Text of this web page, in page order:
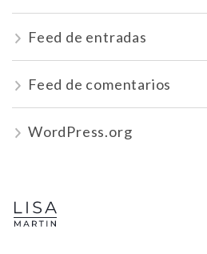
Feed de entradas
Feed de comentarios
WordPress.org